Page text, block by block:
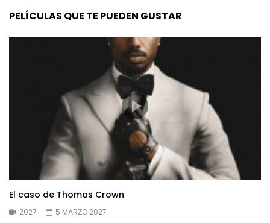
PELÍCULAS QUE TE PUEDEN GUSTAR
El caso de Thomas Crown
2027 5 MARZO 2027